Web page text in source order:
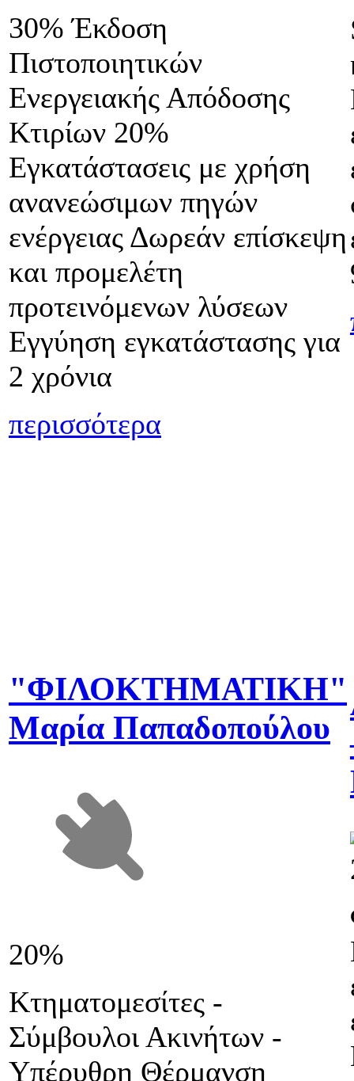
30% Έκδοση
Πιστοποιητικών
Ενεργειακής Απόδοσης
Κτιρίων 20%
Εγκατάστασεις με χρήση
ανανεώσιμων πηγών
ενέργειας Δωρεάν επίσκεψη
και προμελέτη
προτεινόμενων λύσεων
Εγγύηση εγκατάστασης για
2 χρόνια
περισσότερα
"ΦΙΛΟΚΤΗΜΑΤΙΚΗ"
Μαρία Παπαδοπούλου
20%
Κτηματομεσίτες -
Σύμβουλοι Ακινήτων -
Υπέρυθρη Θέρμανση